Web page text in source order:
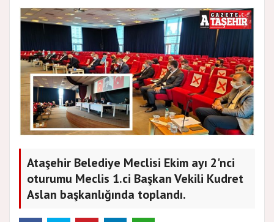
Ataşehir Belediye Meclisi Ekim ayı 2'nci
oturumu Meclis 1.ci Başkan Vekili Kudret
Aslan başkanlığında toplandı.